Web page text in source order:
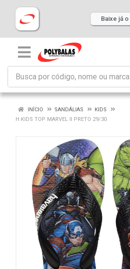
Baixe já
INÍCIO SANDÁLIAS
KIDS
H.KIDS TOP MARVEL II PRETO 29/30